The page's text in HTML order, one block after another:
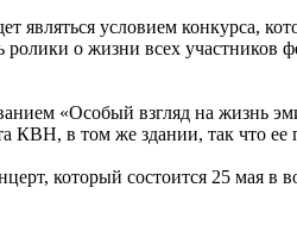
являться условием конкурса,
о жизни всех участников
«Особый взгляд на жизнь
КВН, в том же здании, так что ее
который состоится 25 мая в